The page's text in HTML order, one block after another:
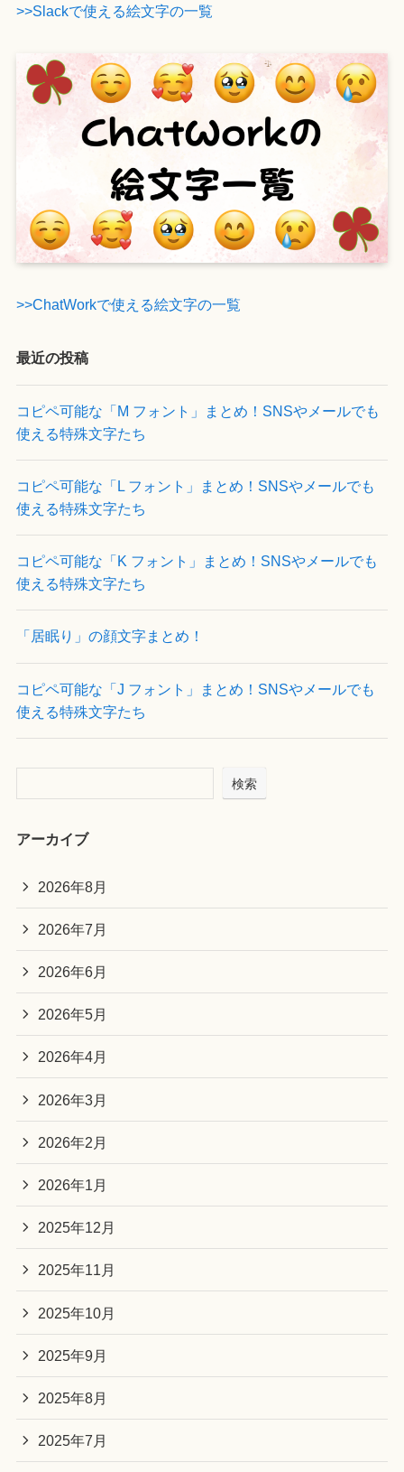
>>Slackで使える絵文字の一覧
>>ChatWorkで使える絵文字の一覧
最近の投稿
コピペ可能な「M フォント」まとめ！SNSやメールでも
使える特殊文字たち
コピペ可能な「L フォント」まとめ！SNSやメールでも
使える特殊文字たち
コピペ可能な「K フォント」まとめ！SNSやメールでも
使える特殊文字たち
「居眠り」の顔文字まとめ！
コピペ可能な「J フォント」まとめ！SNSやメールでも
使える特殊文字たち
検索
アーカイブ
2026年8月
2026年7月
2026年6月
2026年5月
2026年4月
2026年3月
2026年2月
2026年1月
2025年12月
2025年11月
2025年10月
2025年9月
2025年8月
2025年7月